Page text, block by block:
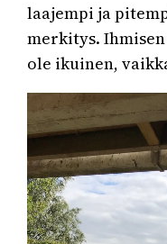
laajempi ja
merkitys.
ole ikuinen,